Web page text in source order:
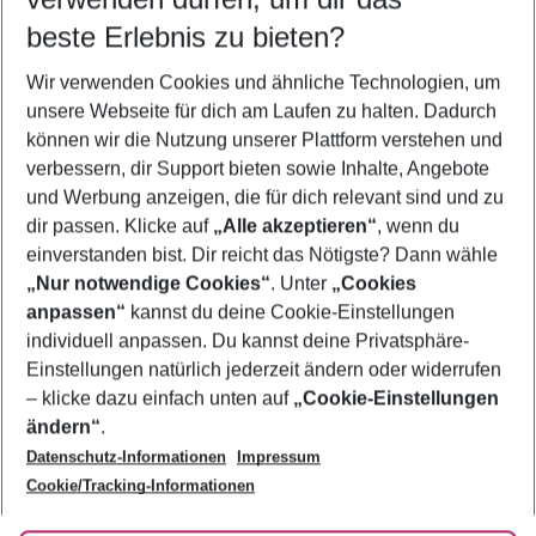
5-8 Nächte
2 Erwachsene Keine Kinder
Mehr Filter anzeigen
Footer
Footer navigation
Über uns
AGB
Bestpreisgarantie
Cookie-Einstellungen ändern
Cookie-Richtlinie
Agenturbetreuung
Barrierefreies Reisen
Folge uns
beste Erlebnis zu bieten?
Wir verwenden Cookies und ähnliche Technologien, um
unsere Webseite für dich am Laufen zu halten. Dadurch
können wir die Nutzung unserer Plattform verstehen und
verbessern, dir Support bieten sowie Inhalte, Angebote
und Werbung anzeigen, die für dich relevant sind und zu
dir passen. Klicke auf „Alle akzeptieren“, wenn du
einverstanden bist. Dir reicht das Nötigste? Dann wähle
„Nur notwendige Cookies“. Unter „Cookies
anpassen“ kannst du deine Cookie-Einstellungen
individuell anpassen. Du kannst deine Privatsphäre-
Einstellungen natürlich jederzeit ändern oder widerrufen
– klicke dazu einfach unten auf „Cookie-Einstellungen
ändern“.
Datenschutz-Informationen
Impressum
Cookie/Tracking-Informationen